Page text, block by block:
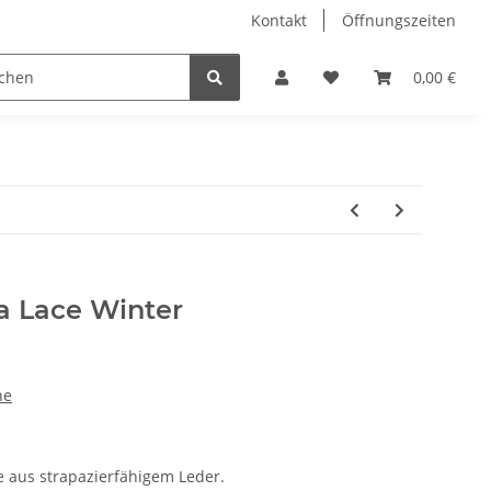
Kontakt Öffnungszeiten
0,00 €
Hobby Horse Dienstleistungen Geschenkartikel &
Lace Winter
strapazierfähigem Leder.